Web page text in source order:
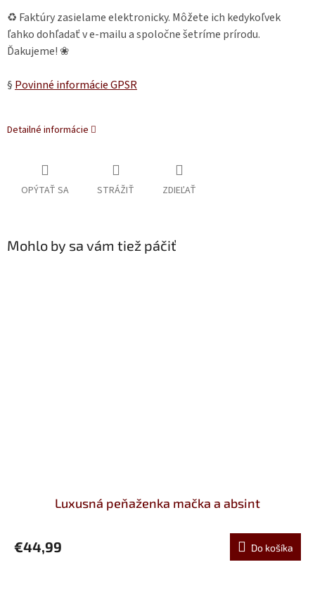
♻ Faktúry zasielame elektronicky. Môžete ich kedykoľvek
ľahko dohľadať v e-mailu a spoločne šetríme prírodu.
Ďakujeme! ❀
§ Povinné informácie GPSR
Detailné informácie
OPÝTAŤ SA STRÁŽIŤ ZDIEĽAŤ
Mohlo by sa vám tiež páčiť
Luxusná peňaženka mačka a absint
€44,99 Do košíka